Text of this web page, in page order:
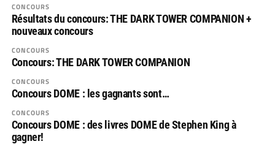
CONCOURS
Résultats du concours: THE DARK TOWER COMPANION +
nouveaux concours
CONCOURS
Concours: THE DARK TOWER COMPANION
CONCOURS
Concours DOME : les gagnants sont…
CONCOURS
Concours DOME : des livres DOME de Stephen King à
gagner!